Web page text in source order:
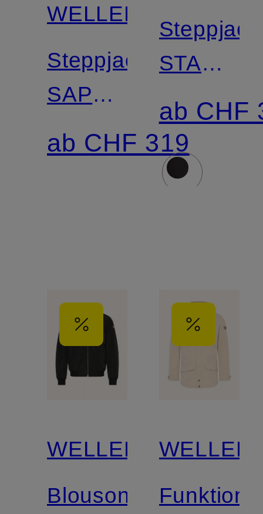
WELLENSTEYN
Steppjacke
SAPHIRE
mit
Kunstfell
ab CHF 319
mit
Kapuze
ab CHF
WELLENSTEYN
Blouson